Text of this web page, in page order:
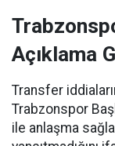
Açıklama
Transfer
Trabzonspor
ile anlaşma